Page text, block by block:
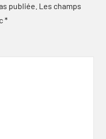
publiée. Les champs
*